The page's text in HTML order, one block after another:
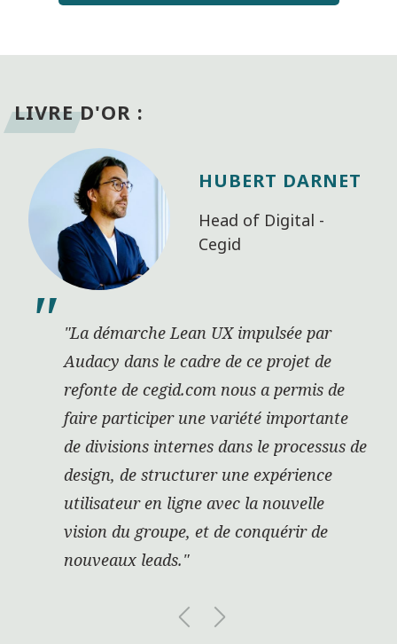
LIVRE D'OR :
HUBERT DARNET
Head of Digital -
Cegid
"La démarche Lean UX impulsée par
Audacy dans le cadre de ce projet de
refonte de cegid.com nous a permis de
faire participer une variété importante
de divisions internes dans le processus de
design, de structurer une expérience
utilisateur en ligne avec la nouvelle
vision du groupe, et de conquérir de
nouveaux leads."